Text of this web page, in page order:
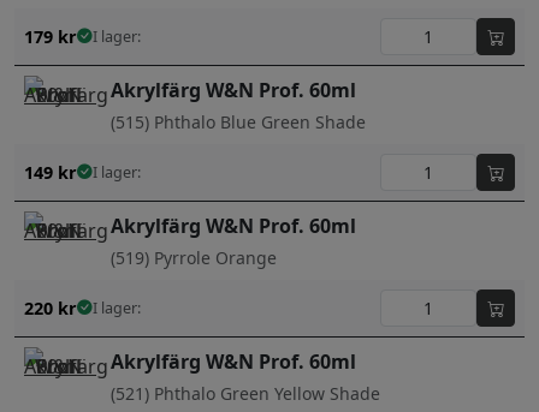
179 kr I lager:
Akrylfärg W&N Prof. 60ml
(515) Phthalo Blue Green Shade
149 kr I lager:
Akrylfärg W&N Prof. 60ml
(519) Pyrrole Orange
220 kr I lager:
Akrylfärg W&N Prof. 60ml
(521) Phthalo Green Yellow Shade